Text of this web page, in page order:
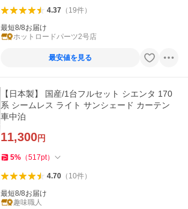
4.37（ 19件）
最短8/8お届け
ホットロードパーツ2号店
最安値を見る
【日本製】 国産/1台フルセット シエンタ 170
系 シームレス ライト サンシェード カーテン
車中泊
11,300円
5% （517pt）
4.70（ 10件）
最短8/8お届け
趣味職人